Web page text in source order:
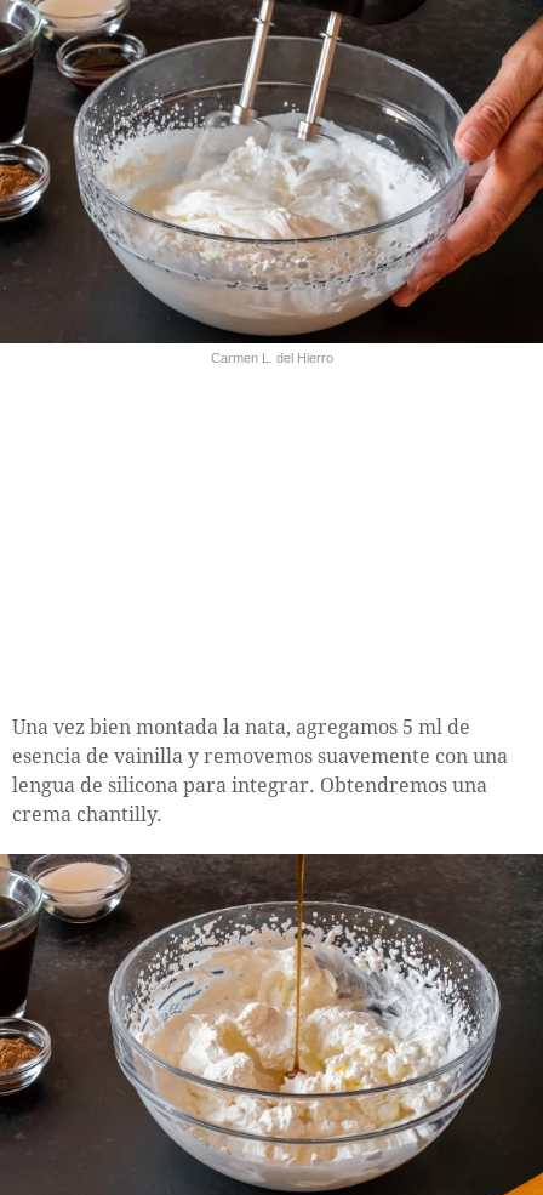
Carmen L. del Hierro
Una vez bien montada la nata, agregamos 5 ml de
esencia de vainilla y removemos suavemente con una
lengua de silicona para integrar. Obtendremos una
crema chantilly.